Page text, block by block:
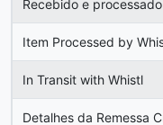
Recebido e
Item Processed by
In Transit with Whistl
Detalhes da Remessa